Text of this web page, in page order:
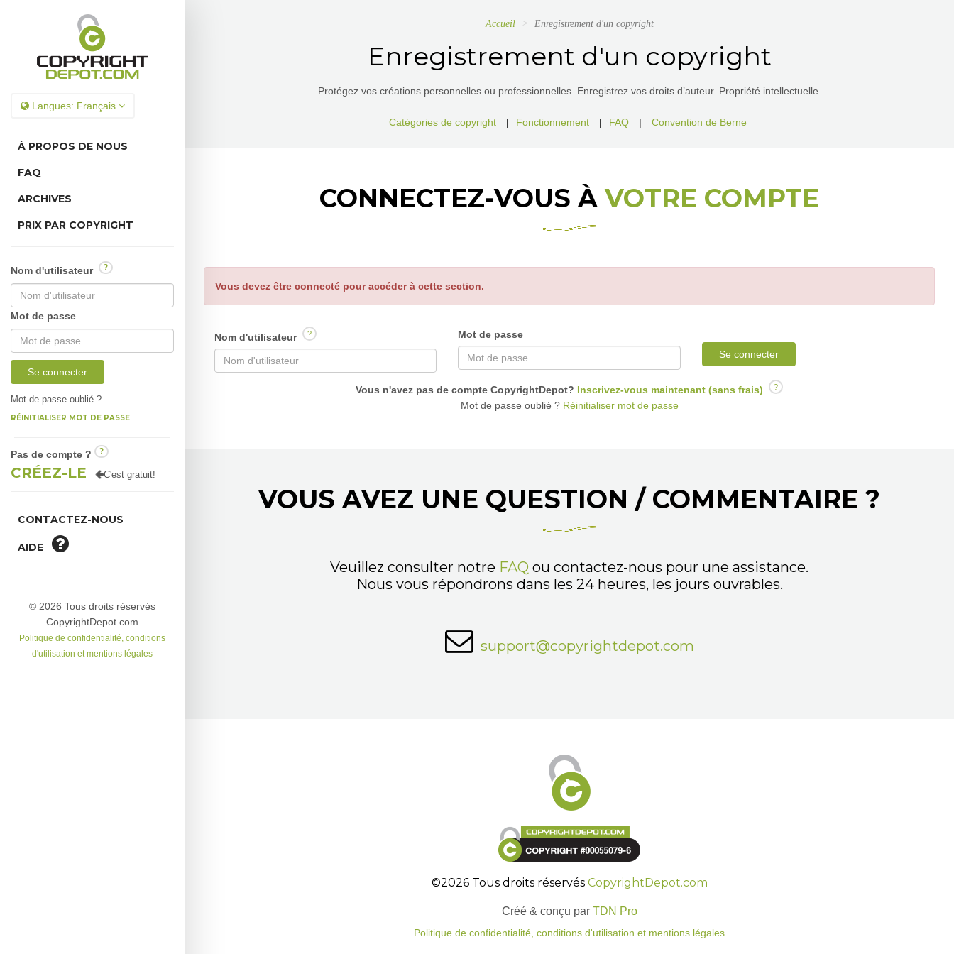
Langues: Français
À PROPOS DE NOUS
FAQ
ARCHIVES
PRIX PAR COPYRIGHT
Nom d'utilisateur ?
Mot de passe
Se connecter
Mot de passe oublié ?
RÉINITIALISER MOT DE PASSE
Pas de compte ? ?
CRÉEZ-LE C'est gratuit!
CONTACTEZ-NOUS
AIDE
© 2026 Tous droits réservés
CopyrightDepot.com
Politique de confidentialité, conditions
d'utilisation et mentions légales
Accueil Enregistrement d'un copyright
Enregistrement d'un copyright
Protégez vos créations personnelles ou professionnelles. Enregistrez vos droits d’auteur. Propriété intellectuelle.
Catégories de copyright | Fonctionnement | FAQ | Convention de Berne
CONNECTEZ-VOUS ÀVOTRE COMPTE
Vous devez être connecté pour accéder à cette section.
Nom d'utilisateur ?
Mot de passe
Se connecter
Vous n'avez pas de compte CopyrightDepot? Inscrivez-vous maintenant (sans frais) ?
Mot de passe oublié ?Réinitialiser mot de passe
VOUS AVEZ UNE QUESTION / COMMENTAIRE ?
Veuillez consulter notre FAQ ou contactez-nous pour une assistance.
Nous vous répondrons dans les 24 heures, les jours ouvrables.
support@copyrightdepot.com
©2026 Tous droits réservés CopyrightDepot.com
Créé & conçu par TDN Pro
Politique de confidentialité, conditions d'utilisation et mentions légales